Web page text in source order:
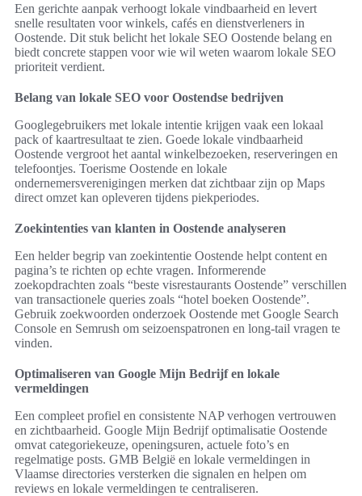
Een gerichte aanpak verhoogt lokale vindbaarheid en levert
snelle resultaten voor winkels, cafés en dienstverleners in
Oostende. Dit stuk belicht het lokale SEO Oostende belang en
biedt concrete stappen voor wie wil weten waarom lokale SEO
prioriteit verdient.
Belang van lokale SEO voor Oostendse bedrijven
Googlegebruikers met lokale intentie krijgen vaak een lokaal
pack of kaartresultaat te zien. Goede lokale vindbaarheid
Oostende vergroot het aantal winkelbezoeken, reserveringen en
telefoontjes. Toerisme Oostende en lokale
ondernemersverenigingen merken dat zichtbaar zijn op Maps
direct omzet kan opleveren tijdens piekperiodes.
Zoekintenties van klanten in Oostende analyseren
Een helder begrip van zoekintentie Oostende helpt content en
pagina’s te richten op echte vragen. Informerende
zoekopdrachten zoals “beste visrestaurants Oostende” verschillen
van transactionele queries zoals “hotel boeken Oostende”.
Gebruik zoekwoorden onderzoek Oostende met Google Search
Console en Semrush om seizoenspatronen en long-tail vragen te
vinden.
Optimaliseren van Google Mijn Bedrijf en lokale
vermeldingen
Een compleet profiel en consistente NAP verhogen vertrouwen
en zichtbaarheid. Google Mijn Bedrijf optimalisatie Oostende
omvat categoriekeuze, openingsuren, actuele foto’s en
regelmatige posts. GMB België en lokale vermeldingen in
Vlaamse directories versterken die signalen en helpen om
reviews en lokale vermeldingen te centraliseren.